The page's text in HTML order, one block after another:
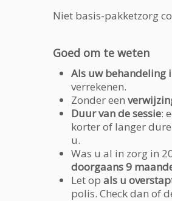
Niet basis-pakketzorg
Goed om te weten
Als uw behandeling
verrekenen.
Zonder een
Duur van de sessie:
korter of langer
u.
Was u al in zorg in
doorgaans 9
Let op als u
polis. Check dan of